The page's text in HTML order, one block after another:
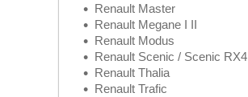
Renault Master
Renault Megane I II
Renault Modus
Renault Scenic / Scenic RX4
Renault Thalia
Renault Trafic